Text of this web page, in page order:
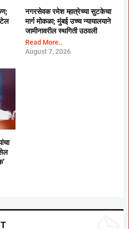
नगरसेवक रमेश म्हात्रेच्या सुटकेचा
मार्ग मोकळा; मुंबई उच्च न्यायालयाने
जामीनावरील स्थगिती उठवली
Read More..
August 7, 2026